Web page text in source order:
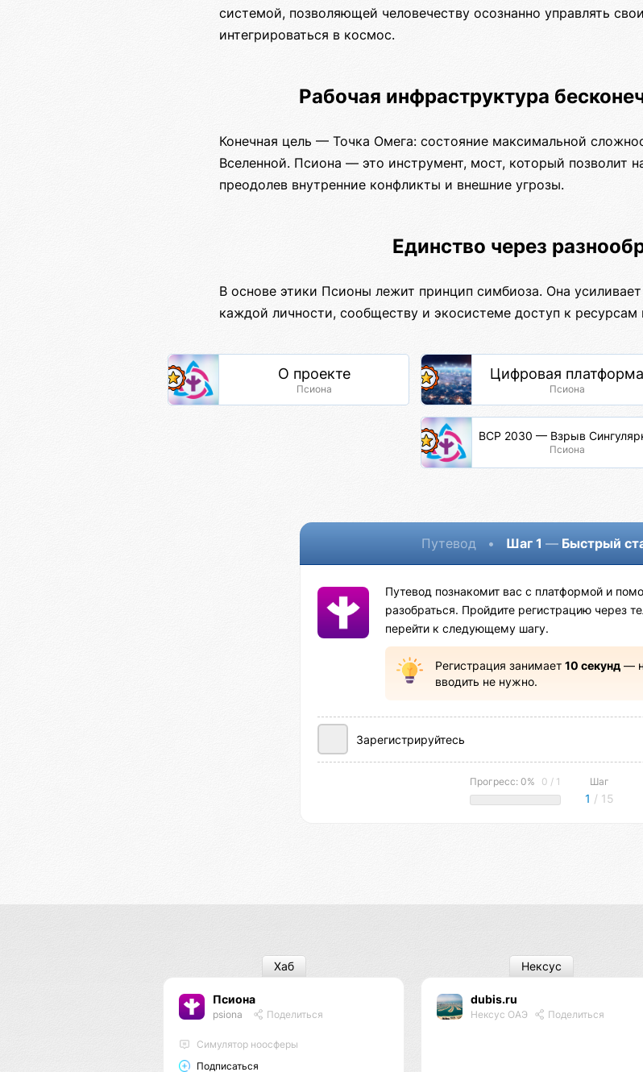
системой, позволяющей человечеству осознанно управлять
интегрироваться в космос.
Рабочая инфраструктура
Конечная цель — Точка Омега: состояние максимальной
Вселенной. Псиона — это инструмент, мост, который позволит
преодолев внутренние конфликты и внешние угрозы.
Единство через
В основе этики Псионы лежит принцип симбиоза. Она
каждой личности, сообществу и экосистеме доступ к ресурсам
О проекте
Псиона
Цифровая платформа
Псиона
ВСР 2030 — Взрыв
Псиона
Путевод • Шаг 1 — Быстрый
Путевод познакомит вас с платформой и
разобраться. Пройдите регистрацию через
перейти к следующему шагу.
Регистрация занимает 10 секунд—
вводить не нужно.
Зарегистрируйтесь
Прогресс: 0% 0 / 1 Шаг
1 / 15
Псиона
psiona Поделиться
Cимулятор ноосферы
Подписаться
Хаб
dubis.ru
Нексус ОАЭ Поделиться
Нексус